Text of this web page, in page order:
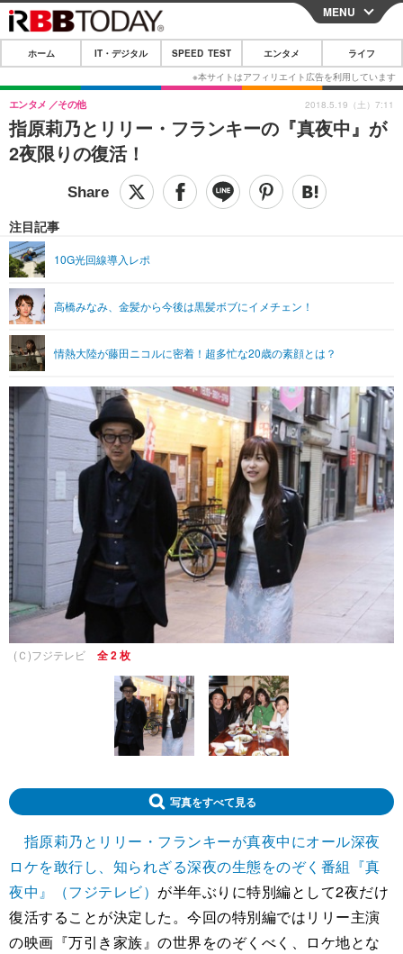
CLOSE
ホーム
IT・デジタル
IT・デジタルTOP スマートフォン
ショッピング その他
SPEED TEST
エンタメTOP 映画・ドラマ
グラビア ブログ
ショッピング その他
ライフTOP
リリース一覧
プッシュ通知の停止方法
MENU
ホーム IT・デジタル SPEED TEST エンタメ ライフ
指原莉乃とリリー・フランキーの『真夜中』が
2夜限りの復活！
エンタメ その他
注目記事
10G光回線導入レポ
高橋みなみ、金髪から今後は黒髪ボブにイメチェン！
情熱大陸が藤田ニコルに密着！超多忙な20歳の素顔とは？
2018.5.19（土）7:11
(Ｃ)フジテレビ 全 2 枚
写真をすべて見る
指原莉乃とリリー・フランキーが真夜中にオール深夜
ロケを敢行し、知られざる深夜の生態をのぞく番組『真
夜中』（フジテレビ） が半年ぶりに特別編として2夜だけ
復活することが決定した。今回の特別編ではリリー主演
の映画『万引き家族』の世界をのぞくべく、ロケ地とな